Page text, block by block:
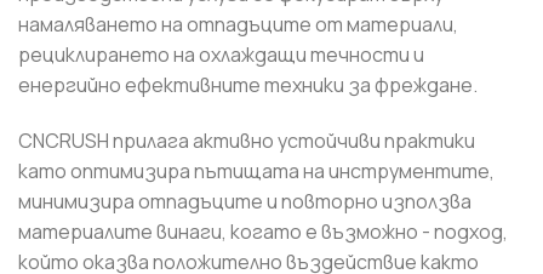
намаляването на отпадъците от материали,
рециклирането на охлаждащи течности и
енергийно ефективните техники за фреждане.
CNCRUSH прилага активно устойчиви практики
като оптимизира пътищата на инструментите,
минимизира отпадъците и повторно използва
материалите винаги, когато е възможно - подход,
който оказва положително въздействие както